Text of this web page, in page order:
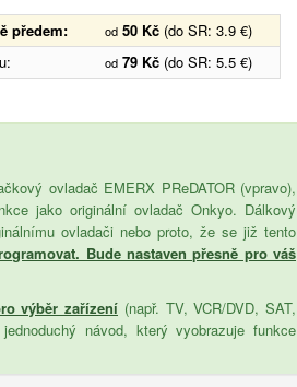
předem: od 50 Kč (do SR: 3.9 €)
od 79 Kč (do SR: 5.5 €)
ovladač EMERX PReDATOR (vpravo),
jako originální ovladač Onkyo. Dálkový
ovladači nebo proto, že se již tento
Bude nastaven přesně pro váš
výběr zařízení (např. TV, VCR/DVD, SAT,
návod, který vyobrazuje funkce